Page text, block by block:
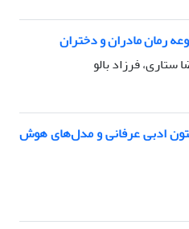
رمان مادران و دختران
ستاری، فرزاد بالو
متون ادبی عرفانی و مدل‌های هوش